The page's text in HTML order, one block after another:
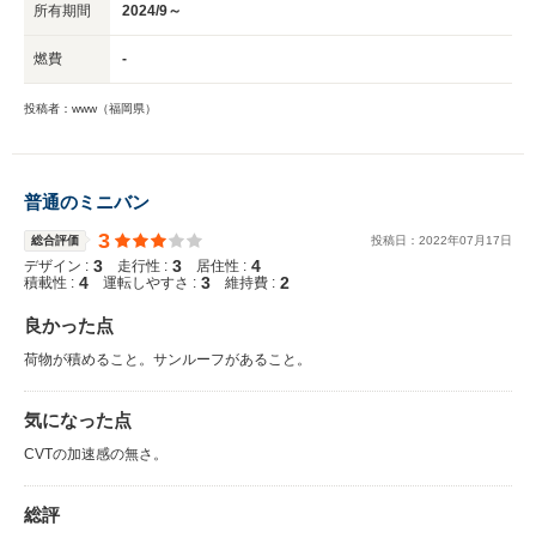
所有期間 2024/9～
燃費 -
投稿者：www（福岡県）
普通のミニバン
総合評価 3 投稿日： 2022年07 月 17日
デザイン : 3 走行性 : 3 居住性 : 4
積載性 : 4 運転しやすさ : 3 維持費 : 2
良かった点
荷物が積めること。サンルーフがあること。
気になった点
CVTの加速感の無さ。
総評